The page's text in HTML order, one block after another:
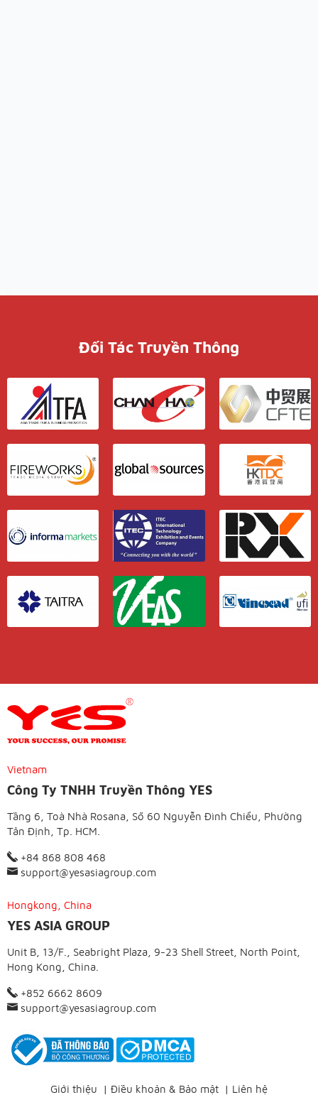
Đối Tác Truyền Thông
Vietnam
Công Ty TNHH Truyền Thông YES
Tầng 6, Toà Nhà Rosana, Số 60 Nguyễn Đình Chiểu, Phường
Tân Định, Tp. HCM.
+84 868 808 468
support@yesasiagroup.com
Hongkong, China
YES ASIA GROUP
Unit B, 13/F., Seabright Plaza, 9-23 Shell Street, North Point,
Hong Kong, China.
+852 6662 8609
support@yesasiagroup.com
Giới thiệu | Điều khoản & Bảo mật | Liên hệ